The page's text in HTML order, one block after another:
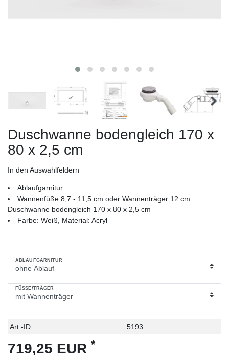
Duschwanne bodengleich 170 x
80 x 2,5 cm
In den Auswahlfeldern
Ablaufgarnitur
Wannenfüße 8,7 - 11,5 cm oder Wannenträger 12 cm
Duschwanne bodengleich 170 x 80 x 2,5 cm
Farbe: Weiß, Material: Acryl
ABLAUFGARNITUR
FÜSSE/TRÄGER
Technisches
Wert
Art.-ID 5193
719,25 EUR *